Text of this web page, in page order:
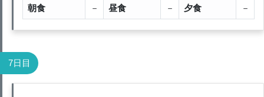
朝食 － 昼食 － 夕食 －
7日目